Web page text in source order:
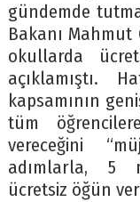
gündemde
Bakanı
okullarda
açıklamıştı.
kapsamının
tüm
vereceğini
adımlarla, 5
ücretsiz öğün